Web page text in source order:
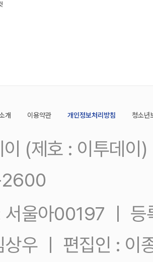
개 이용약관 개인정보처리방침 청소년
이 (제호 : 이투데
서울아00197 ㅣ
상우 ㅣ 편집인 : 이